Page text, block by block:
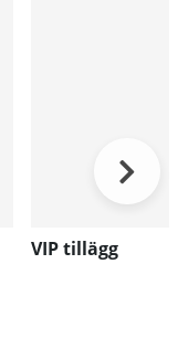
VIP tillägg